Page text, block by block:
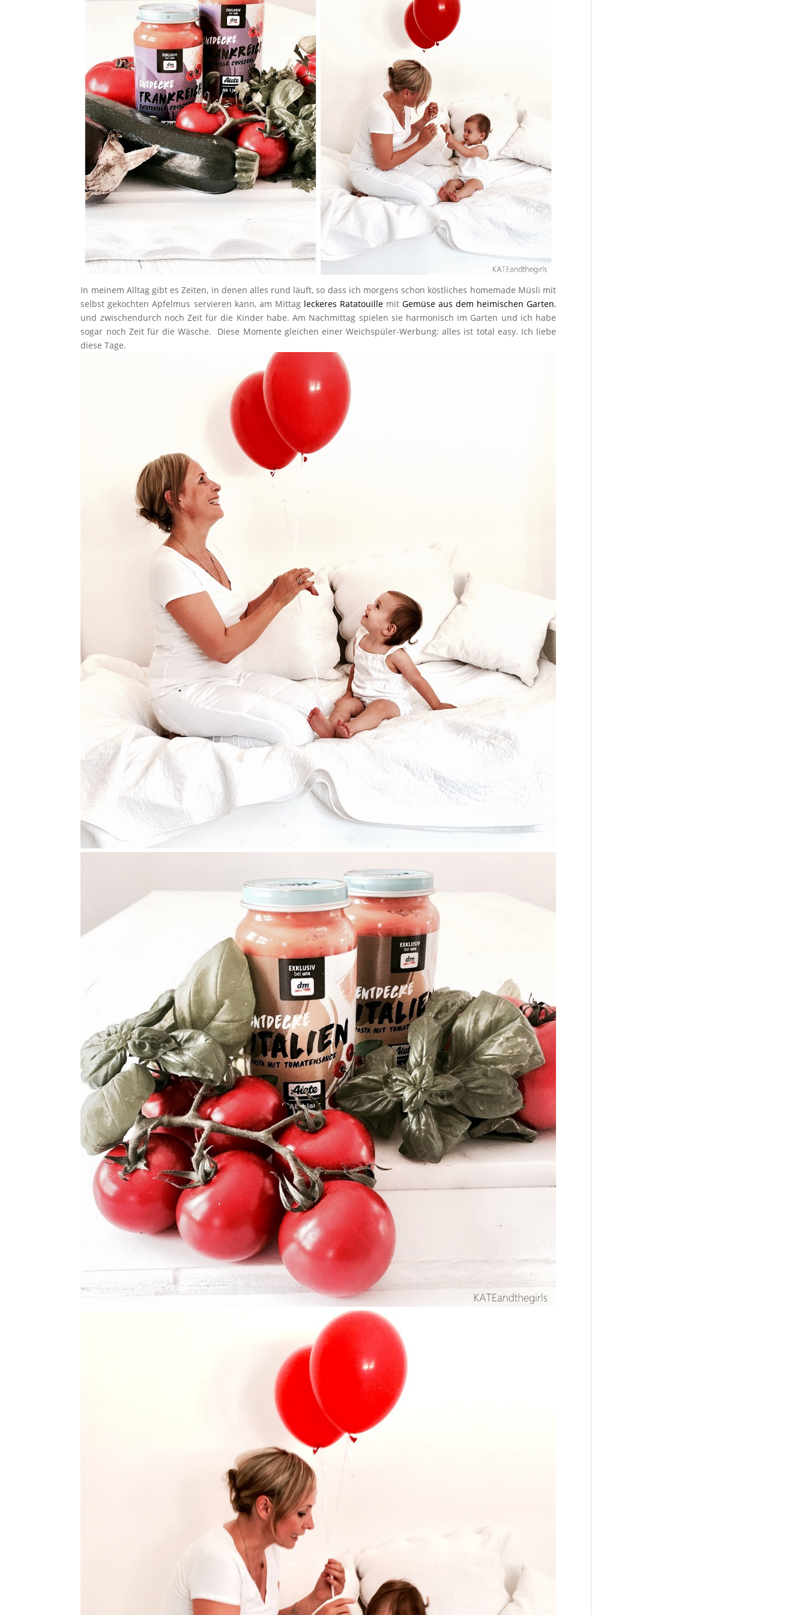
In meinem Alltag gibt es Zeiten, in denen alles rund läuft, so dass ich morgens schon köstliches homemade Müsli mit
selbst gekochten Apfelmus servieren kann, am Mittag leckeres Ratatouillemit Gemüse aus dem heimischen Garten,
und zwischendurch noch Zeit für die Kinder habe. Am Nachmittag spielen sie harmonisch im Garten und ich habe
sogar noch Zeit für die Wäsche. Diese Momente gleichen einer Weichspüler-Werbung: alles ist total easy. Ich liebe
diese Tage.